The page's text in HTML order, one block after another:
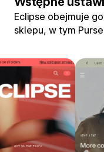
Eclipse obejmuje
sklepu, w tym Purse